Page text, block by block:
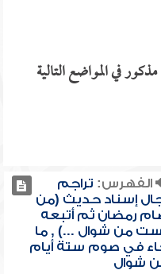
في المواضع التالية
الفهرس: تراجم
إسناد حديث (من
رمضان ثم أتبعه
من شوال ...) , ما
في صوم ستة أيام
شوال